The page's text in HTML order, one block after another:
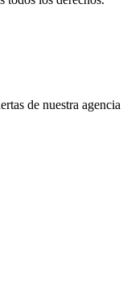
de nuestra agencia